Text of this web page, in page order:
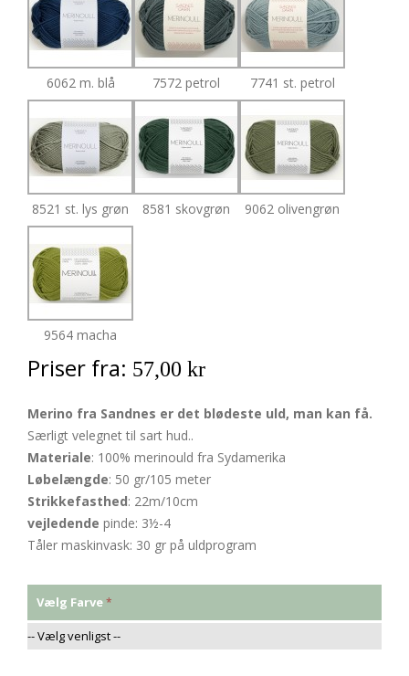
6062 m. blå 7572 petrol 7741 st. petrol
8521 st. lys grøn 8581 skovgrøn 9062 olivengrøn
9564 macha
Priser fra: 57,00 kr
Merino fra Sandnes er det blødeste uld, man kan få.
Særligt velegnet til sart hud..
Materiale: 100% merinould fra Sydamerika
Løbelængde: 50 gr/105 meter
Strikkefasthed: 22m/10cm
vejledende pinde: 3½-4
Tåler maskinvask: 30 gr på uldprogram
Vælg Farve